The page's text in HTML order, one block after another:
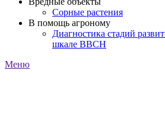
Сорные растения
В помощь агроному
Диагностика стадий
шкале ВВСН
Меню